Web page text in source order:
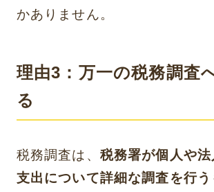
かありません。
理由3：万一の税務調査
る
税務調査は、 税務署が個人や
支出について詳細な調査を行う